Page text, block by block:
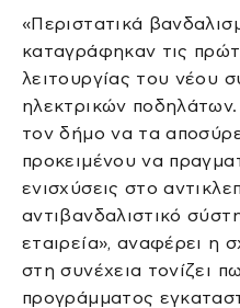
«Περιστατικά
καταγράφηκαν τις
λειτουργίας του νέου
ηλεκτρικών
τον δήμο να τα
προκειμένου να
ενισχύσεις στο
αντιβανδαλιστικό
εταιρεία», αναφέρει η
στη συνέχεια τονίζει
προγράμματος